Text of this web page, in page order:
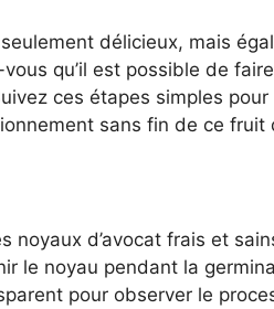
délicieux, mais
qu’il est possible de
ces étapes simples
sans fin de ce fruit
noyaux d’avocat frais et
le noyau pendant la
pour observer le